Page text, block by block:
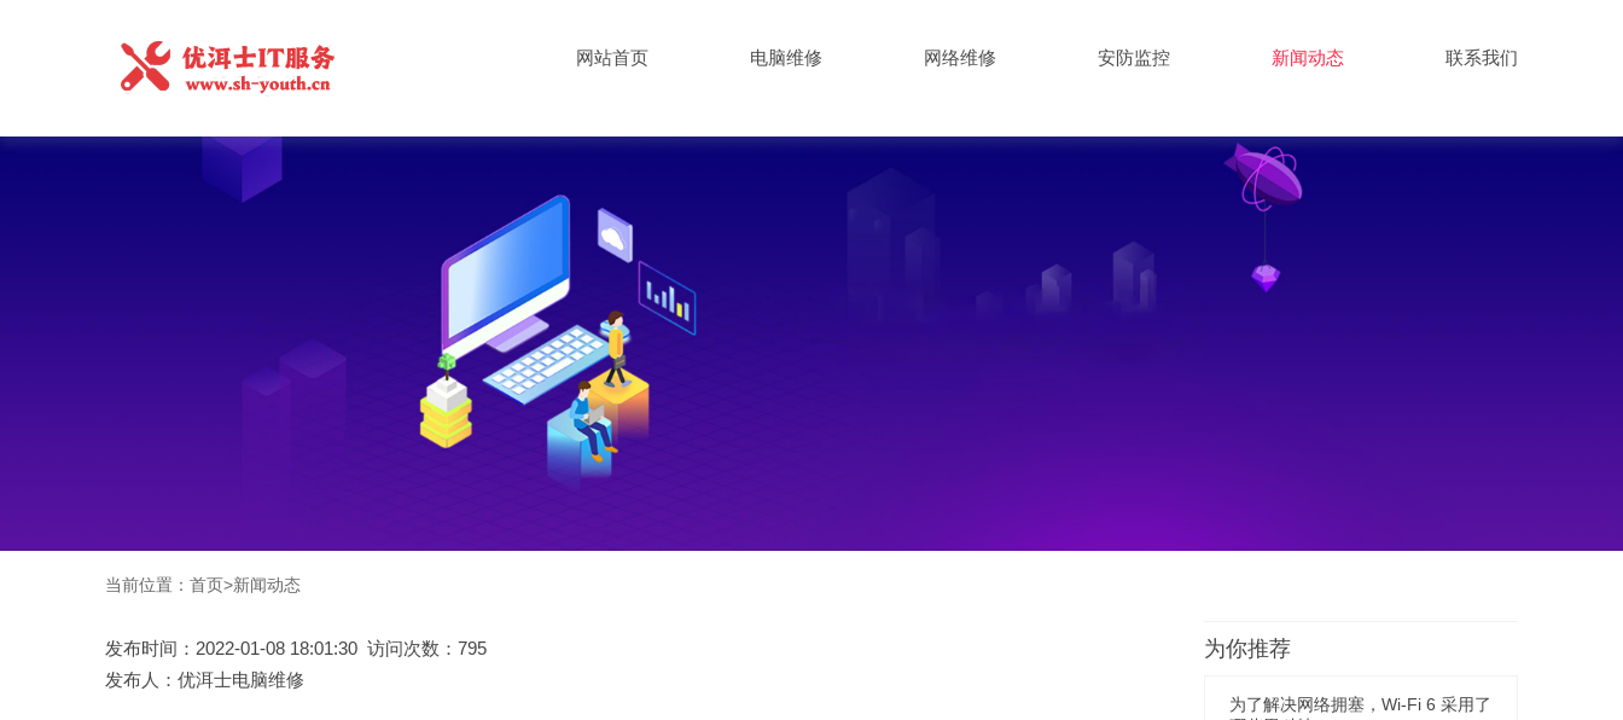
网站首页 电脑维修 网络维修 安防监控 新闻动态 联系我们
当前位置： 首页>新闻动态
为你推荐
为了解决网络拥塞，Wi-Fi 6 采用了
发布时间：2022-01-08 18:01:30 访问次数：795
发布人：优洱士电脑维修